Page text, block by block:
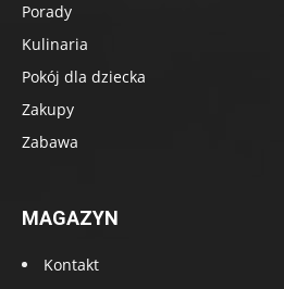
Porady
Kulinaria
Pokój dla dziecka
Zakupy
Zabawa
MAGAZYN
Kontakt